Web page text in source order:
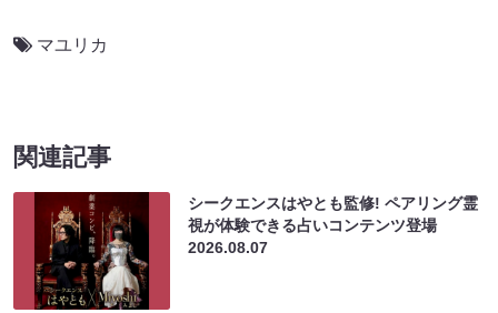
マユリカ
関連記事
シークエンスはやとも監修! ペアリング霊
視が体験できる占いコンテンツ登場
2026.08.07